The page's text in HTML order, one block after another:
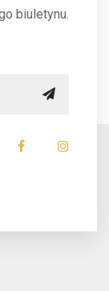
biuletynu.